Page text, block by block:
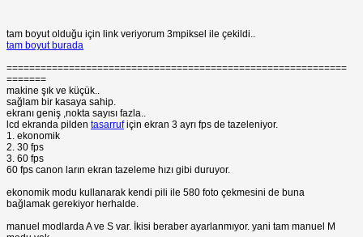
tam boyut olduğu için link veriyorum 3mpiksel ile çekildi..
tam boyut burada
============================================================
=======
makine şık ve küçük..
sağlam bir kasaya sahip.
ekranı geniş ,nokta sayısı fazla..
lcd ekranda pilden tasarrufiçin ekran 3 ayrı fps de tazeleniyor.
1. ekonomik
2. 30 fps
3. 60 fps
60 fps canon ların ekran tazeleme hızı gibi duruyor.
ekonomik modu kullanarak kendi pili ile 580 foto çekmesini de buna
bağlamak gerekiyor herhalde.
manuel modlarda A ve S var. İkisi beraber ayarlanmıyor. yani tam manuel M